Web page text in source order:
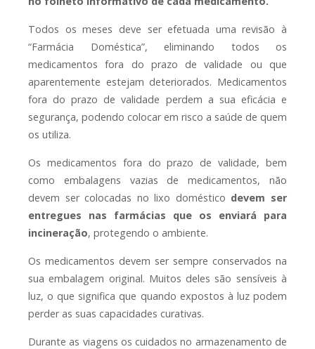
Todos os meses deve ser efetuada uma revisão à
“Farmácia Doméstica”, eliminando todos os
medicamentos fora do prazo de validade ou que
aparentemente estejam deteriorados. Medicamentos
fora do prazo de validade perdem a sua eficácia e
segurança, podendo colocar em risco a saúde de quem
os utiliza.
Os medicamentos fora do prazo de validade, bem
como embalagens vazias de medicamentos, não
devem ser colocadas no lixo doméstico devem ser
entregues nas farmácias que os enviará para
incineração, protegendo o ambiente.
Os medicamentos devem ser sempre conservados na
sua embalagem original. Muitos deles são sensíveis à
luz, o que significa que quando expostos à luz podem
perder as suas capacidades curativas.
Durante as viagens os cuidados no armazenamento de